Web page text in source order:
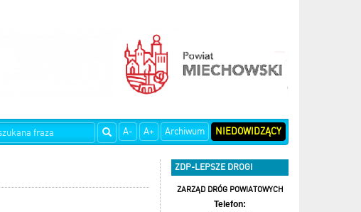
A- A+ Archiwum NIEDOWIDZĄCY
ZDP-LEPSZE DROGI
ZARZĄD DRÓG POWIATOWYCH
Telefon: